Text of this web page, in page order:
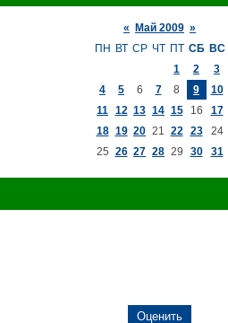
« Май 2009 »
ПН ВТ СР ЧТ ПТ СБ ВС
1
2
3
4
5 6 7 8 9
10
11
12 13 14 15 16
17
18 19 20 21 22 23
24
25 26 27 28 29 30 31